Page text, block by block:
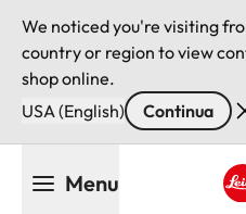
We noticed you're visiting
country or region to view
shop online.
USA (English)
Continua
Menu